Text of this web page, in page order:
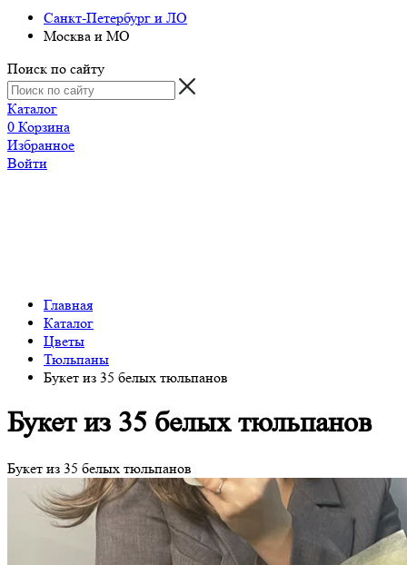
Санкт-Петербург и ЛО
Москва и МО
Поиск по сайту
Каталог
0 Корзина
Избранное
Войти
Главная
Каталог
Цветы
Тюльпаны
Букет из 35 белых тюльпанов
Букет из 35 белых тюльпанов
Букет из 35 белых тюльпанов